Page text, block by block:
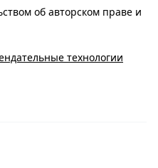
об авторском праве и
технологии